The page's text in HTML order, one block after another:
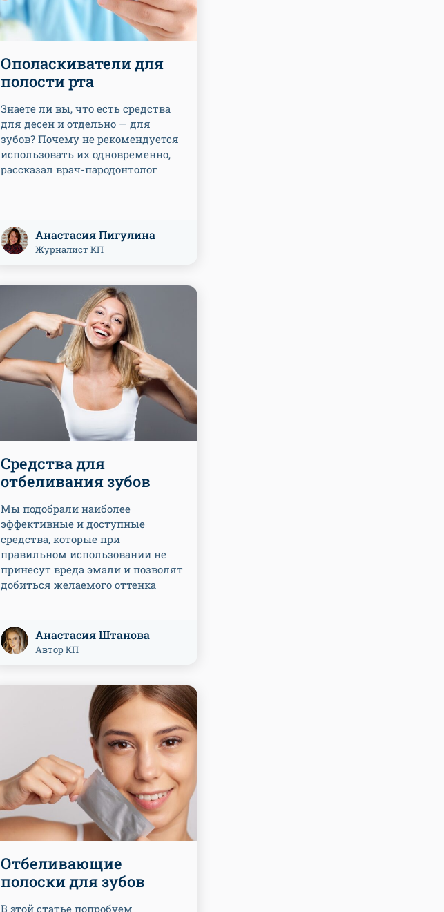
Ополаскиватели для
полости рта
Знаете ли вы, что есть средства
для десен и отдельно — для
зубов? Почему не рекомендуется
использовать их одновременно,
рассказал врач-пародонтолог
Анастасия Пигулина
Журналист КП
Средства для
отбеливания зубов
Мы подобрали наиболее
эффективные и доступные
средства, которые при
правильном использовании не
принесут вреда эмали и позволят
добиться желаемого оттенка
Анастасия Штанова
Автор КП
Отбеливающие
полоски для зубов
В этой статье попробуем